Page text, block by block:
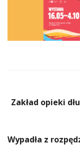
Zakład opieki
Wypadła z